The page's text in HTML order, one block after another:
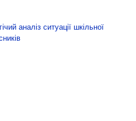
аналіз ситуації шкільної